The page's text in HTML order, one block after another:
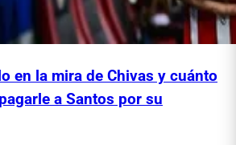
en la mira de Chivas y cuánto
a Santos por su